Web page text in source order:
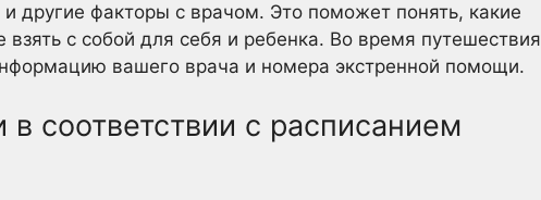
другие факторы с врачом. Это поможет понять, какие
с собой для себя и ребенка. Во время путешествия
вашего врача и номера экстренной помощи.
соответствии с расписанием